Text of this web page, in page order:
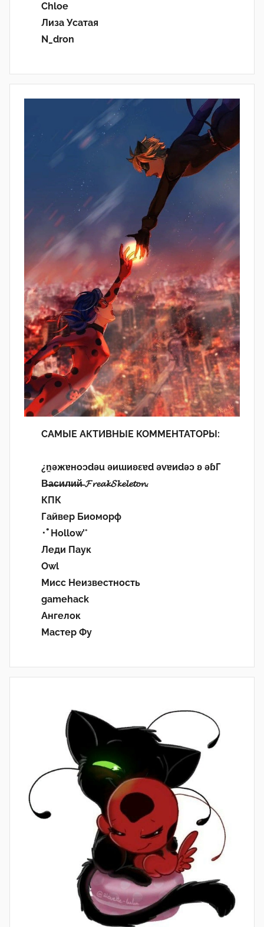
Chloe
Лиза Усатая
N_dron
САМЫЕ АКТИВНЫЕ КОММЕНТАТОРЫ:
¿n̯ǝжɐноɔdǝu ǝиɯиʚεɐd ǝvɐиdǝɔ ʚ ǝɓГ
В̶а̶с̶и̶л̶и̶й̶ 𝓕𝓻𝓮𝓪𝓴𝓢𝓴𝓮𝓵𝓮𝓽𝓸𝓷.
КПК
Гайвер Биоморф
･ﾟHollow’°
Леди Паук
Owl
Мисс Неизвестность
gamehack
Ангелок
Мастер Фу